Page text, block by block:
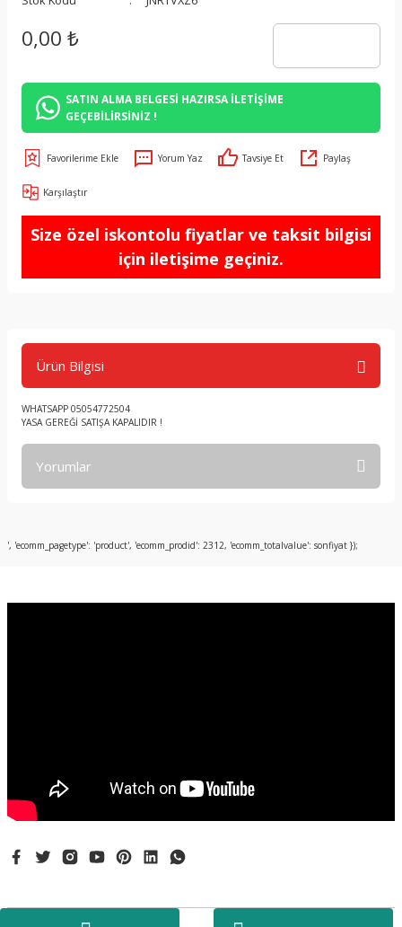
0,00 ₺
SATIN ALMA BELGESİ HAZIRSA İLETİŞİME
GEÇEBİLİRSİNİZ !
Yorum Yaz Tavsiye Et Paylaş
Karşılaştır
Size özel iskontolu fiyatlar ve taksit bilgisi
için iletişime geçiniz.
Ürün Bilgisi
WHATSAPP 05054772504
YASA GEREĞİ SATIŞA KAPALIDIR !
Yorumlar
Bu ürüne ilk yorumu siz yapın!
', 'ecomm_pagetype': 'product', 'ecomm_prodid': 2312, 'ecomm_totalvalue': sonfiyat });